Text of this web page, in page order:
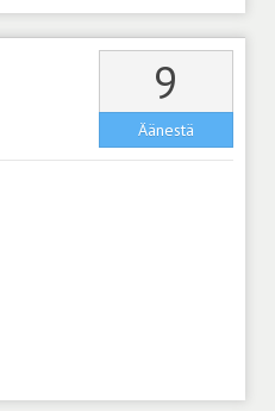
9
Äänestä